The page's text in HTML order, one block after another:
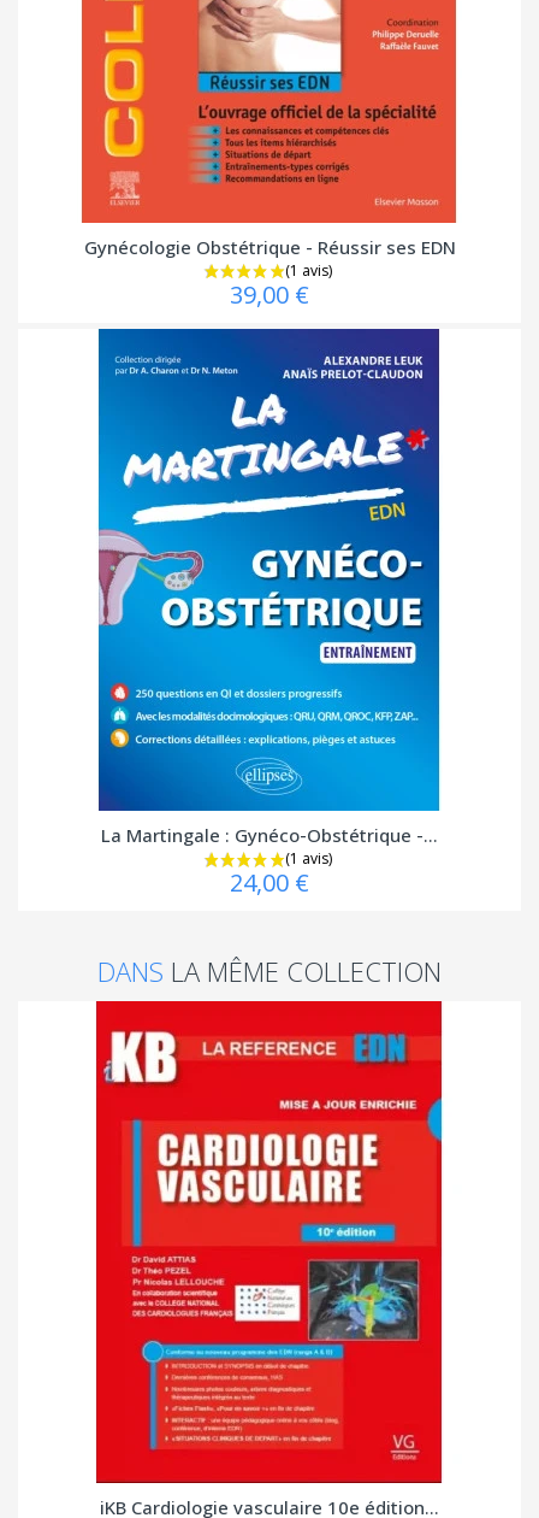
Gynécologie Obstétrique - Réussir ses EDN
39,00 €
La Martingale : Gynéco-Obstétrique -...
24,00 €
DANS LA MÊME COLLECTION
iKB Cardiologie vasculaire 10e édition...